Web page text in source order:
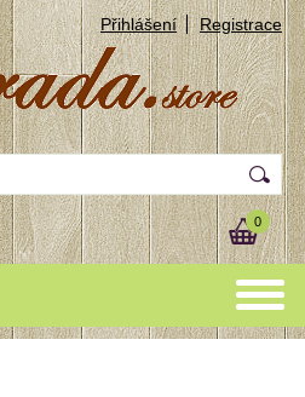
Přihlášení Registrace
0